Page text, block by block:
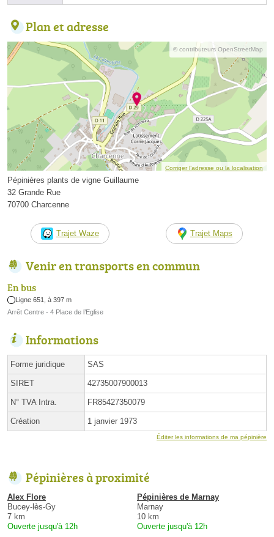
Plan et adresse
© contributeurs OpenStreetMap
Corriger l’adresse ou la localisation
Pépinières plants de vigne Guillaume
32 Grande Rue
70700 Charcenne
Trajet Waze Trajet Maps
Venir en transports en commun
En bus
Ligne 651, à 397 m
Arrêt Centre - 4 Place de l’Eglise
Informations
Forme juridique SAS
SIRET 42735007900013
N° TVA Intra. FR85427350079
Création 1 janvier 1973
Éditer les informations de ma pépinière
Pépinières à proximité
Alex Flore
Bucey-lès-Gy
7 km
Ouverte jusqu'à 12h
Pépinières de Marnay
Marnay
10 km
Ouverte jusqu'à 12h